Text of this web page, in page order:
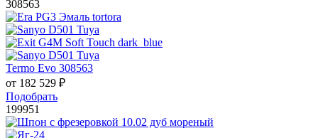
308563
Termo Evo 308563
от 182 529 ₽
Подобрать
199951